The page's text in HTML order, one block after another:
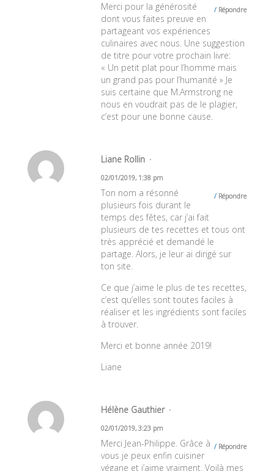
Répondre
Merci pour la générosité
dont vous faites preuve en
partageant vos expériences
culinaires avec nous. Une suggestion
de titre pour votre prochain livre:
« Un petit plat pour l’homme mais
un grand pas pour l’humanité » Je
suis certaine que M.Armstrong ne
nous en voudrait pas de le plagier,
c’est pour une bonne cause.
Liane Rollin
02/01/2019, 1:38 pm
Répondre
Ton nom a résonné
plusieurs fois durant le
temps des fêtes, car j’ai fait
plusieurs de tes recettes et tous ont
très apprécié et demandé le
partage. Alors, je leur ai dirigé sur
ton site.
Ce que j’aime le plus de tes recettes,
c’est qu’elles sont toutes faciles à
réaliser et les ingrédients sont faciles
à trouver.
Merci et bonne année 2019!
Liane
Hélène Gauthier
02/01/2019, 3:23 pm
Répondre
Merci Jean-Philippe. Grâce à
vous je peux enfin cuisiner
végane et j’aime vraiment. Voilà mes